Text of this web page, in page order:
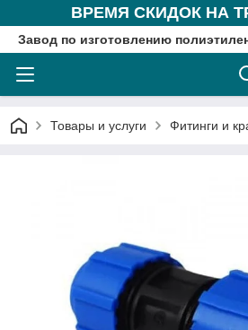
ВРЕМЯ СКИДОК НА
Завод по изготовлению
Товары и услуги Фитинги и